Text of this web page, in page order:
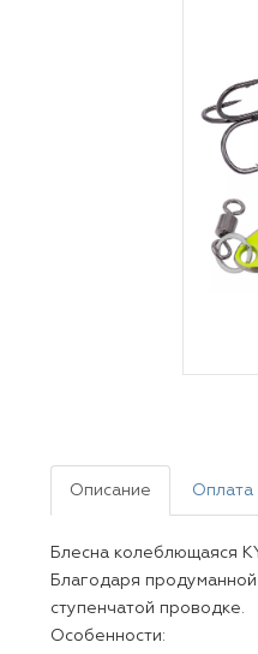
Описание Оплата
Блесна колеблющаяся
Благодаря
ступенчатой проводке.
Особенности: